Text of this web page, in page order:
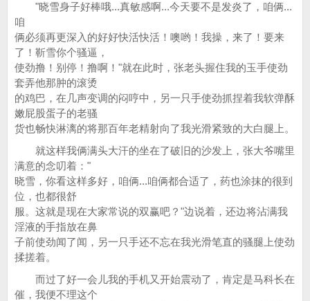
"晓雪身子好棒哦...真敏感啊...今天要不是发炎了，咱俩...
咱
俩必须再更深入的好好快活快活！噢哟！我操，来了！要来
了！靳雪你个骚逼，
使劲撸！别停！撸啊！"就在此时，张老头握住我的玉手使劲
套弄他那肿的滚烫
的鸡巴，在几声变调的闷哼中，另一只手使劲抓捏着我软弹酥
嫩屁股蛋子的老骚
货也畅快淋漓的将那百年老精射向了我光滑紧致的大白腿上。
就这样我俩满头大汗的坐在了破旧的沙发上，张大爷嘴里
满意的念叨着："
晓雪，你看这样多好，咱俩...咱俩都合适了，药也涂抹的很到
位，也都很舒
服。这就是现在大家常说的双赢吧？"边说着，还边将沾满我
淫液的手指放在鼻
子前使劲闻了闻，另一只手还不忘在我光滑笔直的骚腿上使劲
揉搓着。
而过了好一会儿我的手机又开始震动了，肯定是马科长在
催，我便不理这个